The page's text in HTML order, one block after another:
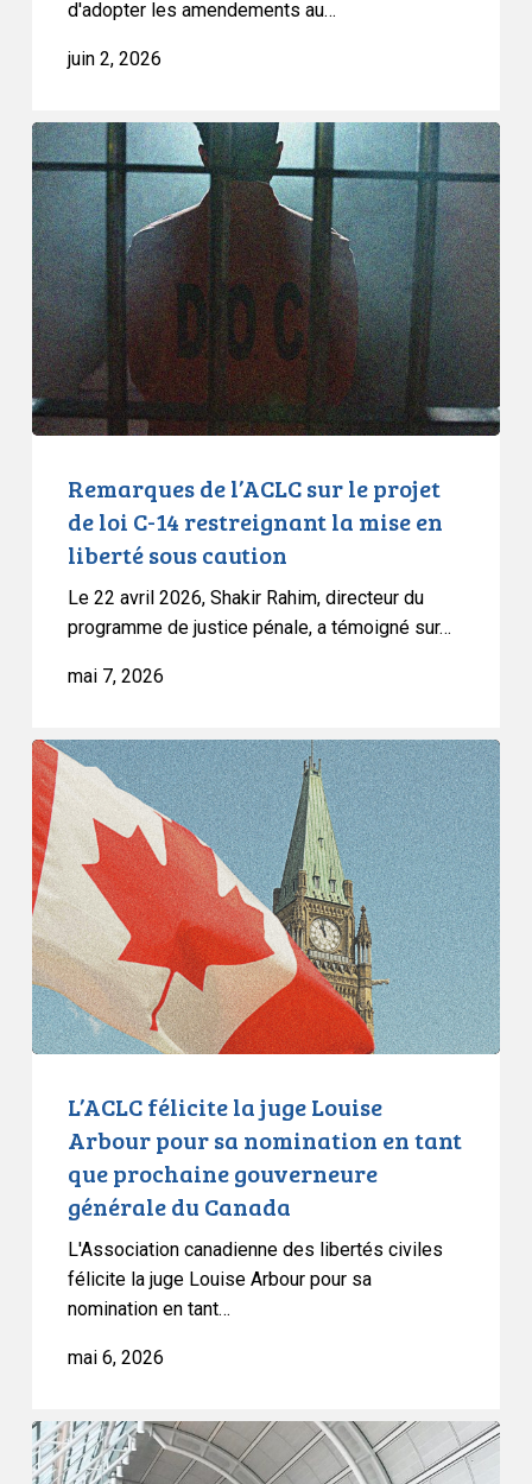
sous
caution
d'adopter les amendements au…
juin 2, 2026
Remarques
de
l’ACLC
sur
le
projet
de
loi
C-
14
liberté
sous
caution
Remarques de l’ACLC sur le projet
de loi C-14 restreignant la mise en
liberté sous caution
Le 22 avril 2026, Shakir Rahim, directeur du
programme de justice pénale, a témoigné sur…
mai 7, 2026
L’ACLC
félicite
la
juge
Louise
Arbour
pour
sa
nomination
en
gouverneure
générale
Canada
L’ACLC félicite la juge Louise
Arbour pour sa nomination en tant
que prochaine gouverneure
générale du Canada
L'Association canadienne des libertés civiles
félicite la juge Louise Arbour pour sa
nomination en tant…
mai 6, 2026
Un
organe